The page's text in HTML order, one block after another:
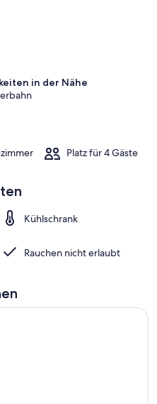
Haselwanter- WLAN und
in der Nähe
Platz für 4 Gäste
Kühlschrank
Rauchen nicht erlaubt